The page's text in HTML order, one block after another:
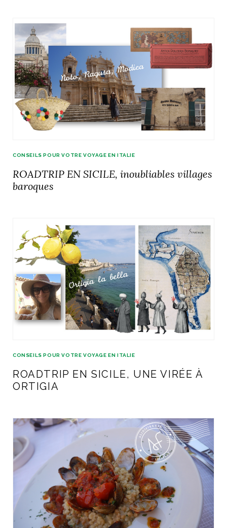
CONSEILS POUR VOTRE VOYAGE EN ITALIE
ROADTRIP EN SICILE, inoubliables villages
baroques
CONSEILS POUR VOTRE VOYAGE EN ITALIE
ROADTRIP EN SICILE, UNE VIRÉE À
ORTIGIA